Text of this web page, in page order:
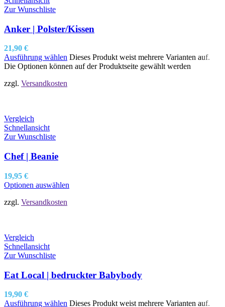
Zur Wunschliste
Anker | Polster/Kissen
21,90 €
Ausführung wählen Dieses Produkt weist mehrere Varianten auf.
Die Optionen können auf der Produktseite gewählt werden
zzgl. Versandkosten
Vergleich
Schnellansicht
Zur Wunschliste
Chef | Beanie
19,95 €
Optionen auswählen
zzgl. Versandkosten
Vergleich
Schnellansicht
Zur Wunschliste
Eat Local | bedruckter Babybody
19,90 €
Ausführung wählen Dieses Produkt weist mehrere Varianten auf.